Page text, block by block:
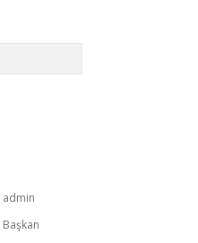
admin
Başkan